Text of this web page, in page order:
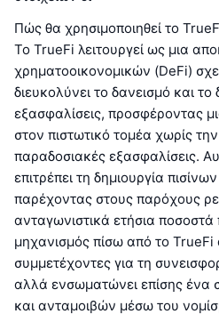
Πώς θα χρησιμοποιηθεί το
Το TrueFi λειτουργεί ως μια
χρηματοοικονομικών (DeFi)
διευκολύνει το δανεισμό και
εξασφαλίσεις, προσφέροντας
στον πιστωτικό τομέα χωρίς
παραδοσιακές εξασφαλίσεις.
επιτρέπει τη δημιουργία
παρέχοντας στους παρόχους
ανταγωνιστικά ετήσια
μηχανισμός πίσω από το TrueFi
συμμετέχοντες για τη
αλλά ενσωματώνει επίσης ένα
και ανταμοιβών μέσω του